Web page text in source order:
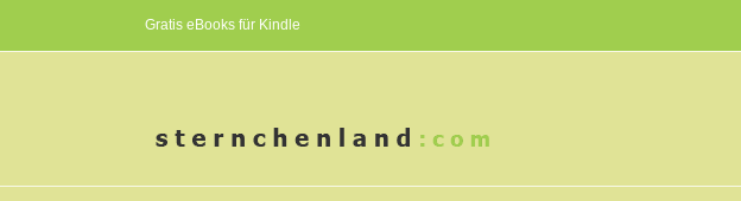
Gratis eBooks für Kindle